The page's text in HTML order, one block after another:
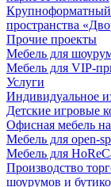
Крупноформатный
пространства
Прочие проекты
Мебель для
Мебель для VIP-
Услуги
Индивидуальное
Детские игровые
Офисная мебель на
Мебель для open-
Мебель для
Производство
шоурумов и